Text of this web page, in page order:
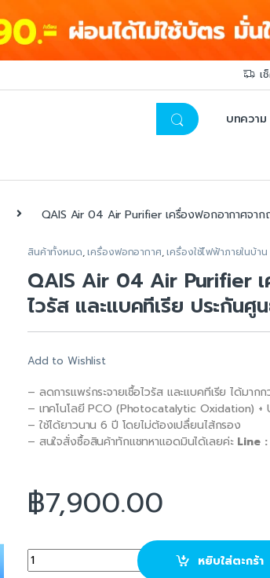
เ
บทความ
QAIS Air 04 Air Purifier เครื่องฟอกอากาศจา
สินค้าทั้งหมด,เครื่องฟอกอากาศ,เครื่องใช้ไฟฟ้าภายในบ้าน
QAIS Air 04 Air Purifier
ไวรัส และแบคทีเรีย ประกันศู
Add to Wishlist
– ลดการแพร่กระจายเชื้อไวรัส และแบคทีเรีย ได้มาก
– เทคโนโลยี PCO (Photocatalytic Oxidation) +
– ใช้ได้ยาวนาน 6 ปี โดยไม่ต้องเปลื่ยนไส้กรอง
– สนใจสั่งซื้อสินค้าทักแชทหาแอดมินได้เลยค่ะ Line
฿7,900.00
QAIS Air 04 Air Purifier เครื่องฟอกอากาศจ
หยิบใส่ตะกร้า